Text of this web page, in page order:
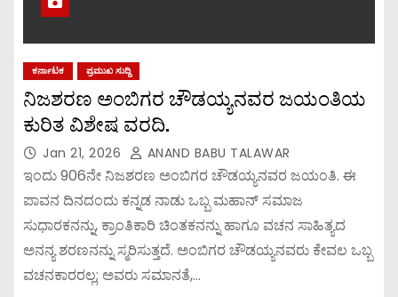
ಕರ್ನಾಟಕ ಪ್ರಮುಖ ಸುದ್ದಿ
ನಿಜಶರಣ ಅಂಬಿಗರ ಚೌಡಯ್ಯನವರ ಜಯಂತಿಯ
ಕುರಿತ ವಿಶೇಷ ವರದಿ.
Jan 21, 2026 ANAND BABU TALAWAR
ಇಂದು 906ನೇ ನಿಜಶರಣ ಅಂಬಿಗರ ಚೌಡಯ್ಯನವರ ಜಯಂತಿ. ಈ
ಪಾವನ ದಿನದಂದು ಕನ್ನಡ ನಾಡು ಒಬ್ಬ ಮಹಾನ್ ಸಮಾಜ
ಸುಧಾರಕನನ್ನು, ಕ್ರಾಂತಿಕಾರಿ ಚಿಂತಕನನ್ನು ಹಾಗೂ ವಚನ ಸಾಹಿತ್ಯದ
ಅನನ್ಯ ಶರಣನನ್ನು ಸ್ಮರಿಸುತ್ತದೆ. ಅಂಬಿಗರ ಚೌಡಯ್ಯನವರು ಕೇವಲ ಒಬ್ಬ
ವಚನಕಾರರಲ್ಲ; ಅವರು ಸಮಾನತೆ,…